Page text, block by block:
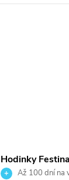
Hodinky
Až 100 dní na